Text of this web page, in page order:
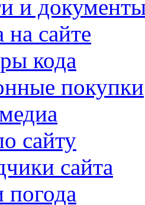
и
на сайте
кода
покупки
сайту
сайта